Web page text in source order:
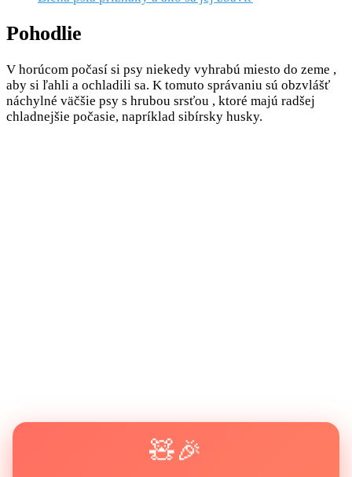
Pohodlie
V horúcom počasí si psy niekedy vyhrabú miesto do zeme ,
aby si ľahli a ochladili sa. K tomuto správaniu sú obzvlášť
náchylné väčšie psy s hrubou srsťou , ktoré majú radšej
chladnejšie počasie, napríklad sibírsky husky.
🧸🎉